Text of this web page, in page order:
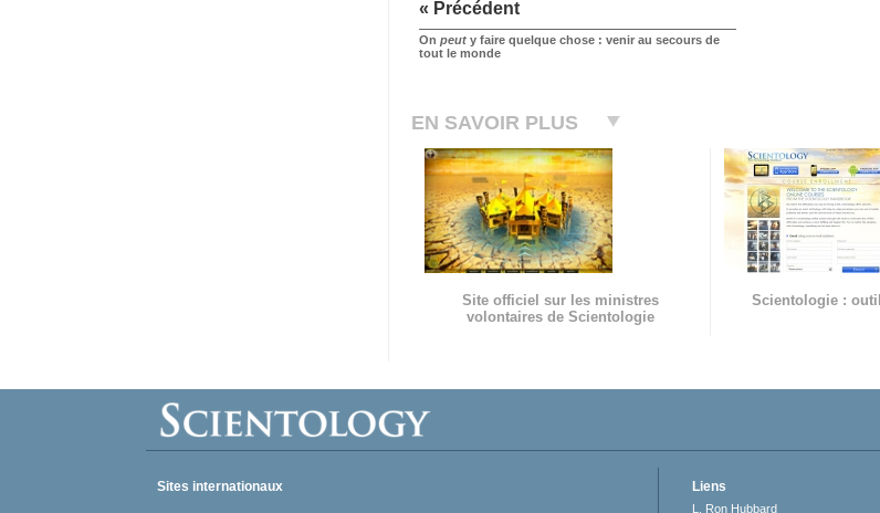
« Précédent
On peut y faire quelque chose : venir au secours de
tout le monde
EN SAVOIR PLUS
Site officiel sur les ministres
volontaires de Scientologie
Scientologie :
Sites internationaux Liens
L. Ron Hubbard